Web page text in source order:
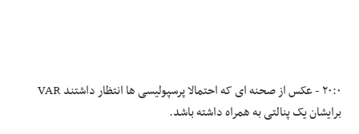
۲۰:۰ - عکس از صحنه ای که احتمالا پرسپولیسی ها انتظار داشتند VAR
برایشان یک پنالتی به همراه داشته باشد.